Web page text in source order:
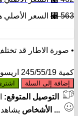
⃁563 السعر الأصلي
• صورة الاطار قد
كمية 245/55/19 اريسون تايلندي A2025
إضافة إلى السلة
التوصيل المتوقع:
... الأشخاص